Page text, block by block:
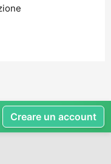
Creare un account